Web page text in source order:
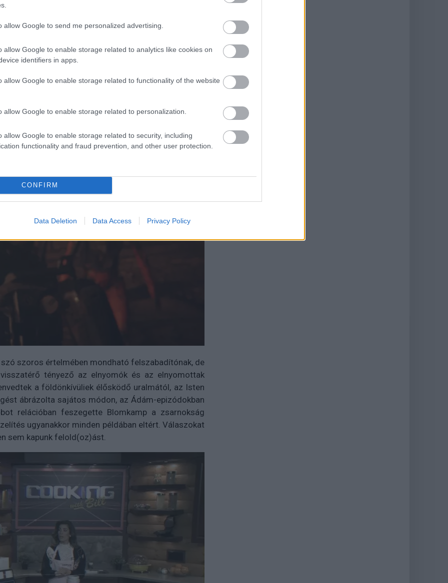
allow Google to send me personalized advertising.
allow Google to enable storage related to analytics like cookies on
identifiers in apps.
allow Google to enable storage related to functionality of the website
allow Google to enable storage related to personalization.
allow Google to enable storage related to security, including
functionality and fraud prevention, and other user protection.
CONFIRM
Data Deletion Data Access Privacy Policy
például látunk egy űrlények által leigázott
de a megoldást mégsem kapjuk meg, csupán az
talán egy egész estés filmben láthatunk majd.
nehezen lehetne egy két és félórás sci-fi
epizód, amiben egy tévéshop balul elsülésének
a rendező értékkeresése és átfogó víziója, ami
átültethető.
szoros értelmében mondható felszabadítónak, de
tényező az elnyomók és az elnyomottak
a földönkívüliek élősködő uralmától, az Isten
ábrázolta sajátos módon, az Ádám-epizódokban
relációban feszegette Blomkamp a zsarnokság
ugyanakkor minden példában eltért. Válaszokat
sem kapunk felold(oz)ást.